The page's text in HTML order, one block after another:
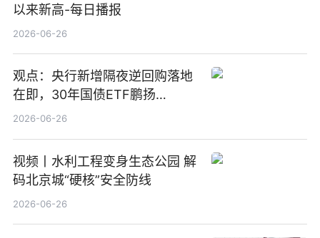
以来新高-每日播报
2026-06-26
观点：央行新增隔夜逆回购落地
在即，30年国债ETF鹏扬
(511090) 盘中小幅上涨
2026-06-26
视频丨水利工程变身生态公园 解
码北京城“硬核”安全防线
2026-06-26